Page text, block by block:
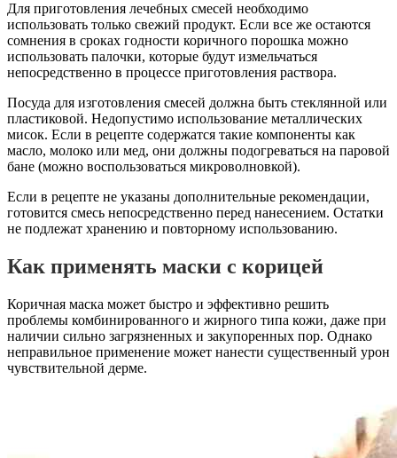
Для приготовления лечебных смесей необходимо
использовать только свежий продукт. Если все же остаются
сомнения в сроках годности коричного порошка можно
использовать палочки, которые будут измельчаться
непосредственно в процессе приготовления раствора.
Посуда для изготовления смесей должна быть стеклянной или
пластиковой. Недопустимо использование металлических
мисок. Если в рецепте содержатся такие компоненты как
масло, молоко или мед, они должны подогреваться на паровой
бане (можно воспользоваться микроволновкой).
Если в рецепте не указаны дополнительные рекомендации,
готовится смесь непосредственно перед нанесением. Остатки
не подлежат хранению и повторному использованию.
Как применять маски с корицей
Коричная маска может быстро и эффективно решить
проблемы комбинированного и жирного типа кожи, даже при
наличии сильно загрязненных и закупоренных пор. Однако
неправильное применение может нанести существенный урон
чувствительной дерме.